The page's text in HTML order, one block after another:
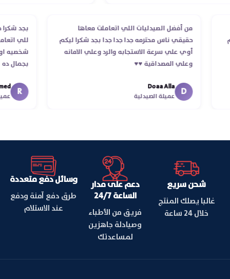
من أفضل الصيدليات اللي اتعاملت معاها
حقيقي ناس محترمه جدا جدا جدا بجد شكرا ليكم
أوي علي سرعة الاستجابه والرد وعلي الامانه
وعلي المصداقية ♥️♥️‏
D
Doaa Alla
عميلة الصيدلية
بجد
للي
R
شحن سريع
غالبا يصلك المنتج
خلال 24 ساعة
دعم على مدار
الساعة 24/7
فريق من الأطباء
وصيادلة جاهزين
لمساعدتك
وسائل دفع متعددة
طرق دفع آمنة ودفع
عند الاستلام